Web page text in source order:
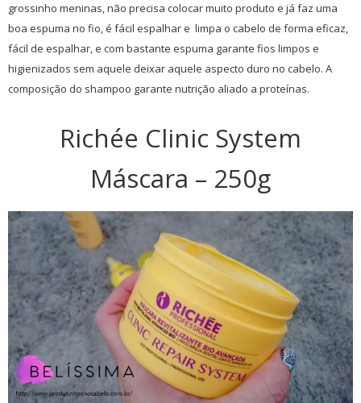
grossinho meninas, não precisa colocar muito produto e já faz uma
boa espuma no fio, é fácil espalhar e limpa o cabelo de forma eficaz,
fácil de espalhar, e com bastante espuma garante fios limpos e
higienizados sem aquele deixar aquele aspecto duro no cabelo. A
composição do shampoo garante nutrição aliado a proteínas.
Richée Clinic System
Máscara – 250g